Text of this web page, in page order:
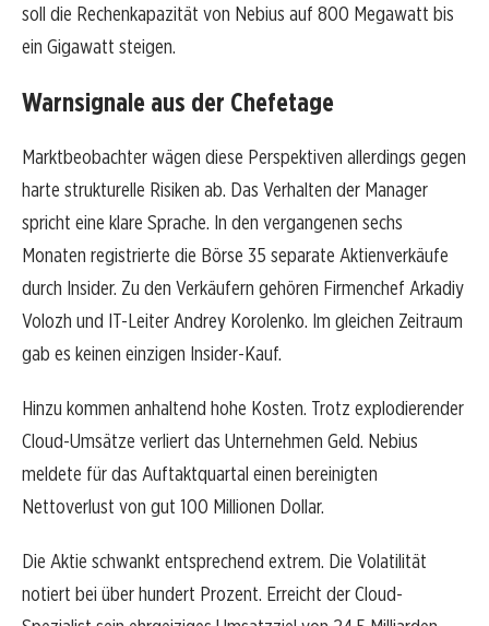
soll die Rechenkapazität von Nebius auf 800 Megawatt bis
ein Gigawatt steigen.
Warnsignale aus der Chefetage
Marktbeobachter wägen diese Perspektiven allerdings gegen
harte strukturelle Risiken ab. Das Verhalten der Manager
spricht eine klare Sprache. In den vergangenen sechs
Monaten registrierte die Börse 35 separate Aktienverkäufe
durch Insider. Zu den Verkäufern gehören Firmenchef Arkadiy
Volozh und IT-Leiter Andrey Korolenko. Im gleichen Zeitraum
gab es keinen einzigen Insider-Kauf.
Hinzu kommen anhaltend hohe Kosten. Trotz explodierender
Cloud-Umsätze verliert das Unternehmen Geld. Nebius
meldete für das Auftaktquartal einen bereinigten
Nettoverlust von gut 100 Millionen Dollar.
Die Aktie schwankt entsprechend extrem. Die Volatilität
notiert bei über hundert Prozent. Erreicht der Cloud-